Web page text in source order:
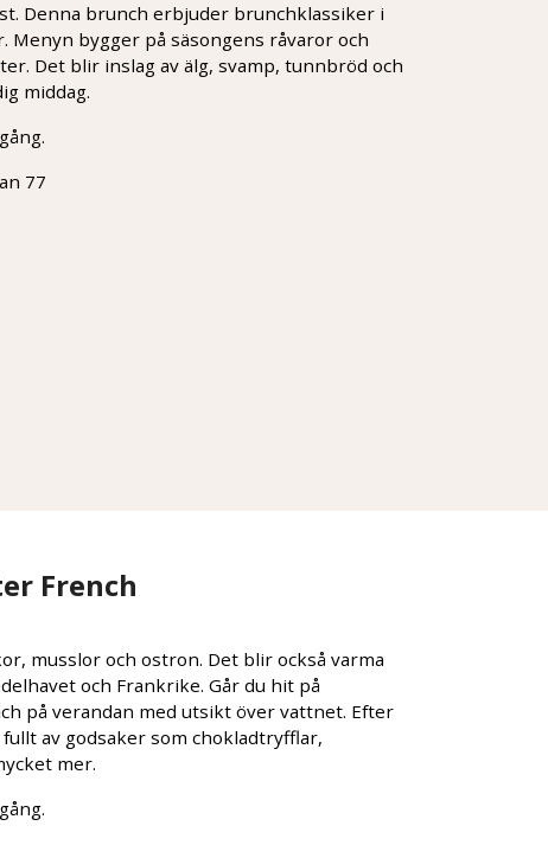
Denna brunch erbjuder brunchklassiker i
bygger på säsongens råvaror och
Det blir inslag av älg, svamp, tunnbröd och
middag.
77
French
musslor och ostron. Det blir också varma
och Frankrike. Går du hit på
på verandan med utsikt över vattnet. Efter
av godsaker som chokladtryfflar,
mer.